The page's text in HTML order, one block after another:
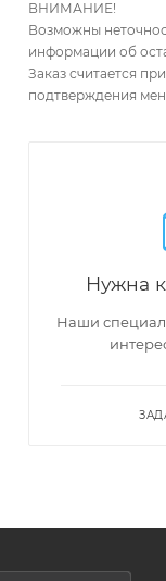
ВНИМАНИЕ!
Возможны
информации об
Заказ считается
подтверждения
Нужна
Наши